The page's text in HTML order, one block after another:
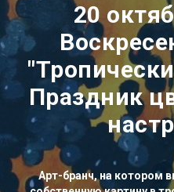
20
Праздник
Арт-бранч, на котором